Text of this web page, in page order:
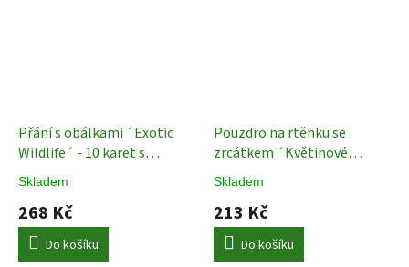
Přání s obálkami ´Exotic
Wildlife´ - 10 karet s
obálkami
Bekking & Blitz
Skladem
268 Kč
Do košíku
Pouzdro na rtěnku se
zrcátkem ´Květinové
aranžmá´
rtěnku
Skladem
213 Kč
Do košíku